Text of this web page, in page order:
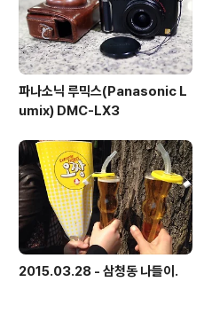
파나소닉 루믹스(Panasonic L
umix) DMC-LX3
2015.03.28 - 삼청동 나들이.